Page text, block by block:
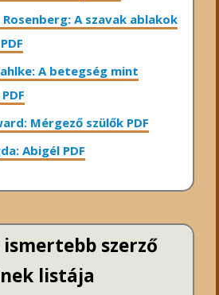
Rosenberg: A szavak ablakok
A betegség mint
Mérgező szülők PDF
Abigél PDF
szerző
listája